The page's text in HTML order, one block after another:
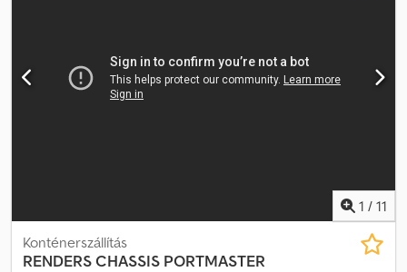
Tárcsafékek Felfüggesztés: Légrugózás Hátsó tengely 1: Emelő
tengely; Max. tengelyterhelés: 9 000 kg Hátsó tengely 2: Max.
tengelyterhelés: 9 000 kg Hátsó tengely 3: Max. tengelyterhelés: 9
1 / 11
Konténerszállítás
RENDERSCHASSIS PORTMASTER